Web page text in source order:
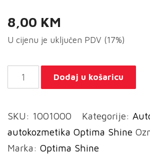
8,00 KM
U cijenu je uključen PDV (17%)
Optima
Shine
sredstvo
za
čišćenje
Dodaj u košaricu
SKU: 1001000 Kategorije:
autokozmetika Optima Shine
Marka: Optima Shine